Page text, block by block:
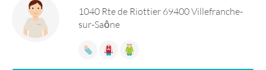
1040 Rte de Riottier 69400 Villefranche-
sur-Saône